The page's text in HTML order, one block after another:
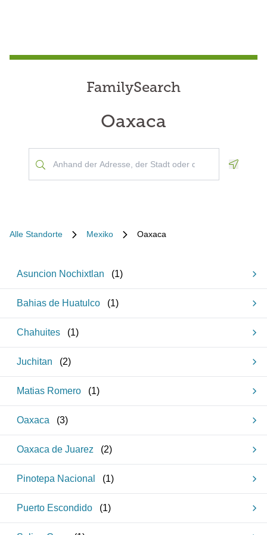
FamilySearch
Oaxaca
Alle Standorte Mexiko Oaxaca
Asuncion Nochixtlan (1)
Bahias de Huatulco (1)
Chahuites (1)
Juchitan (2)
Matias Romero (1)
Oaxaca (3)
Oaxaca de Juarez (2)
Pinotepa Nacional (1)
Puerto Escondido (1)